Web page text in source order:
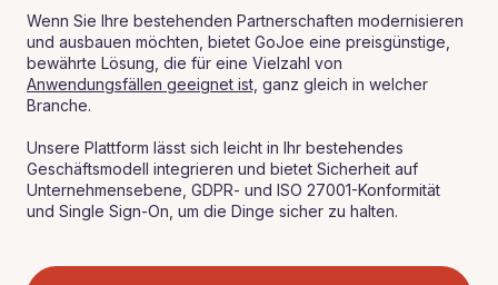
Wenn Sie Ihre bestehenden Partnerschaften modernisieren
und ausbauen möchten, bietet GoJoe eine preisgünstige,
bewährte Lösung, die für eine Vielzahl von
Anwendungsfällen geeignet ist, ganz gleich in welcher
Branche.
Unsere Plattform lässt sich leicht in Ihr bestehendes
Geschäftsmodell integrieren und bietet Sicherheit auf
Unternehmensebene, GDPR- und ISO 27001-Konformität
und Single Sign-On, um die Dinge sicher zu halten.